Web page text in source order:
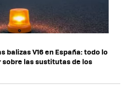
balizas V16 en España: todo lo
las sustitutas de los